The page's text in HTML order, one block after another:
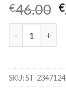
€46.00 €
bolsos el
SKU:ST-